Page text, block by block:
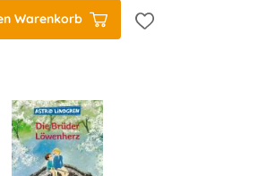
Warenkorb